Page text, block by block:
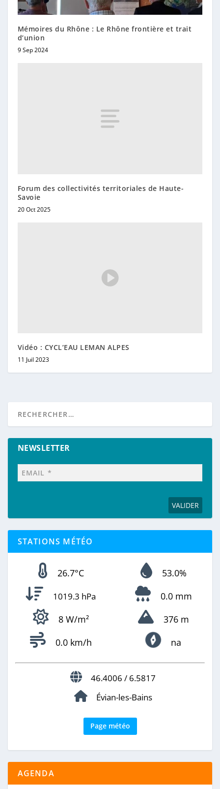
Mémoires du Rhône : Le Rhône frontière et trait
d’union
9 Sep 2024
Forum des collectivités territoriales de Haute-
Savoie
20 Oct 2025
Vidéo : CYCL’EAU LEMAN ALPES
11 Juil 2023
NEWSLETTER
STATIONS MÉTÉO
26.7°C 53.0%
1019.3 hPa
0.0 mm
8 W/m²
376 m
0.0 km/h
na
46.4006 / 6.5817
Évian-les-Bains
Page météo
AGENDA